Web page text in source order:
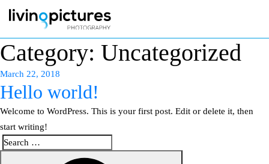
Category: Uncategorized
Posted
on
March 22, 2018
Hello world!
Welcome to WordPress. This is your first post. Edit or delete it, then
start writing!
Search